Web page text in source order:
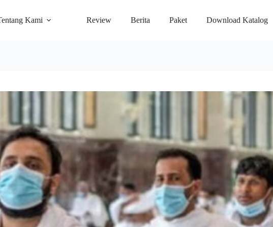
Kami Review Berita Paket Download Katalog